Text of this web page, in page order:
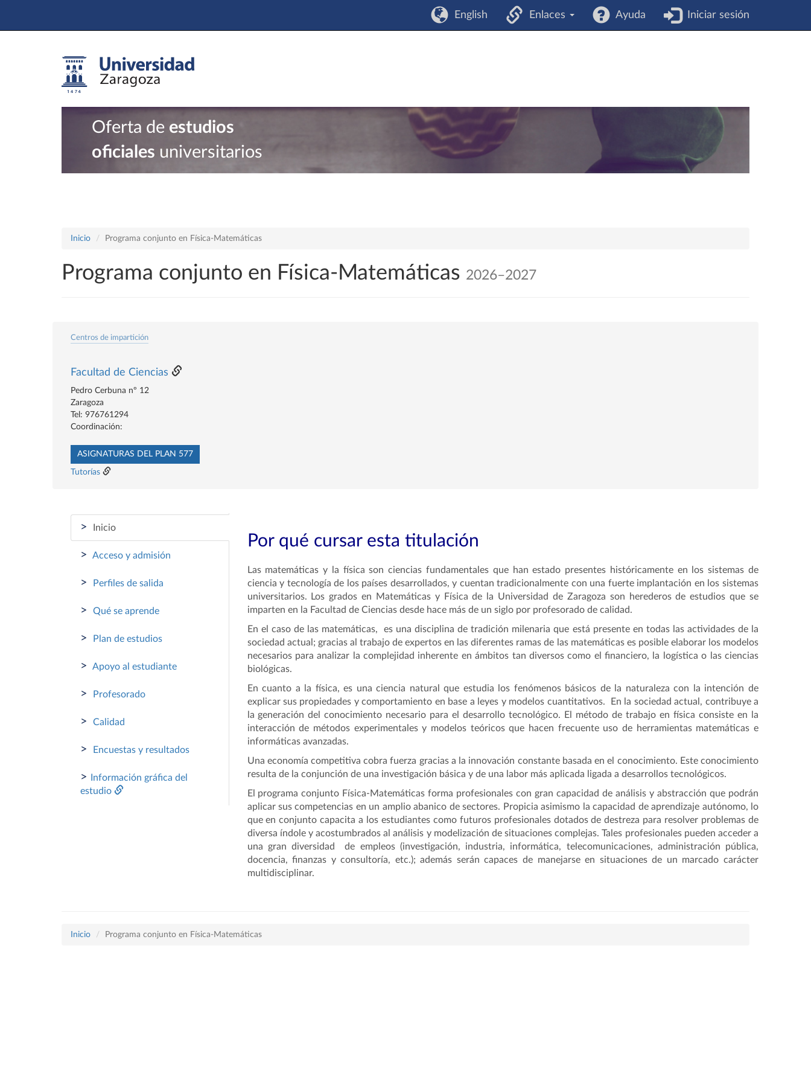
English Enlaces Ayuda Iniciar sesión
Oferta de estudios
oficiales universitarios
Inicio Programa conjunto en Física-Matemáticas
Programa conjunto en Física-Matemáticas 2026–2027
Centros de impartición
Facultad de Ciencias
Pedro Cerbuna nº 12
Zaragoza
Tel: 976761294
Coordinación:
ASIGNATURAS DEL PLAN 577
Tutorías
> Inicio
> Acceso y admisión
> Perfiles de salida
> Qué se aprende
> Plan de estudios
> Apoyo al estudiante
> Profesorado
> Calidad
> Encuestas y resultados
>
Información gráfica del
estudio
Por qué cursar esta titulación
Las matemáticas y la física son ciencias fundamentales que han estado presentes históricamente en los sistemas de
ciencia y tecnología de los países desarrollados, y cuentan tradicionalmente con una fuerte implantación en los sistemas
universitarios. Los grados en Matemáticas y Física de la Universidad de Zaragoza son herederos de estudios que se
imparten en la Facultad de Ciencias desde hace más de un siglo por profesorado de calidad.
En el caso de las matemáticas, es una disciplina de tradición milenaria que está presente en todas las actividades de la
sociedad actual; gracias al trabajo de expertos en las diferentes ramas de las matemáticas es posible elaborar los modelos
necesarios para analizar la complejidad inherente en ámbitos tan diversos como el financiero, la logística o las ciencias
biológicas.
En cuanto a la física, es una ciencia natural que estudia los fenómenos básicos de la naturaleza con la intención de
explicar sus propiedades y comportamiento en base a leyes y modelos cuantitativos. En la sociedad actual, contribuye a
la generación del conocimiento necesario para el desarrollo tecnológico. El método de trabajo en física consiste en la
interacción de métodos experimentales y modelos teóricos que hacen frecuente uso de herramientas matemáticas e
informáticas avanzadas.
Una economía competitiva cobra fuerza gracias a la innovación constante basada en el conocimiento. Este conocimiento
resulta de la conjunción de una investigación básica y de una labor más aplicada ligada a desarrollos tecnológicos.
El programa conjunto Física-Matemáticas forma profesionales con gran capacidad de análisis y abstracción que podrán
aplicar sus competencias en un amplio abanico de sectores. Propicia asimismo la capacidad de aprendizaje autónomo, lo
que en conjunto capacita a los estudiantes como futuros profesionales dotados de destreza para resolver problemas de
diversa índole y acostumbrados al análisis y modelización de situaciones complejas. Tales profesionales pueden acceder a
una gran diversidad de empleos (investigación, industria, informática, telecomunicaciones, administración pública,
docencia, finanzas y consultoría, etc.); además serán capaces de manejarse en situaciones de un marcado carácter
multidisciplinar.
Inicio Programa conjunto en Física-Matemáticas